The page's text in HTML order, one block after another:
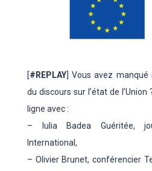
[#REPLAY] Vous avez
du discours sur l’état de
ligne avec :
– Iulia Badea Guéritée,
International,
– Olivier Brunet, conférencier